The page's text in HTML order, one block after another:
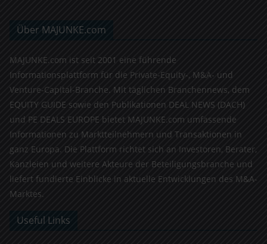
Über MAJUNKE.com
MAJUNKE.com ist seit 2001 eine führende
Informationsplattform für die Private-Equity-, M&A- und
Venture-Capital-Branche. Mit täglichen Branchennews, dem
EQUITY GUIDE sowie den Publikationen DEAL NEWS (DACH)
und PE DEALS EUROPE bietet MAJUNKE.com umfassende
Informationen zu Marktteilnehmern und Transaktionen in
ganz Europa. Die Plattform richtet sich an Investoren, Berater,
Kanzleien und weitere Akteure der Beteiligungsbranche und
liefert fundierte Einblicke in aktuelle Entwicklungen des M&A-
Marktes.
Useful Links